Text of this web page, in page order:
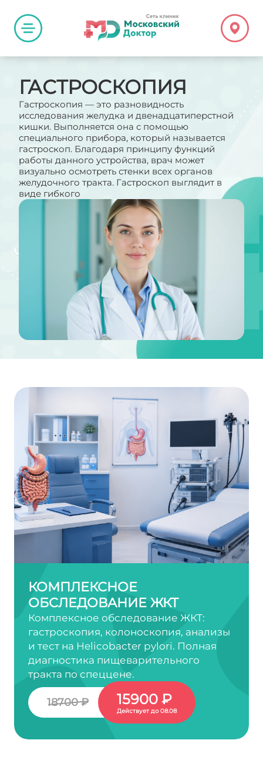
ГАСТРОСКОПИЯ
Гастроскопия — это разновидность
исследования желудка и двенадцатиперстной
кишки. Выполняется она с помощью
специального прибора, который называется
гастроскоп. Благодаря принципу функций
работы данного устройства, врач может
визуально осмотреть стенки всех органов
желудочного тракта. Гастроскоп выглядит в
виде гибкого
КОМПЛЕКСНОЕ
ОБСЛЕДОВАНИЕ ЖКТ
Комплексное обследование ЖКТ:
гастроскопия, колоноскопия, анализы
и тест на Helicobacter pylori. Полная
диагностика пищеварительного
тракта по спеццене.
18700 ₽ 15900 ₽
Действует до 08.08